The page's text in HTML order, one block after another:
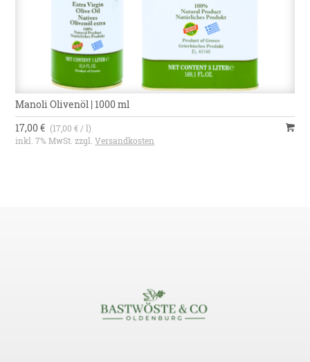
Manoli Olivenöl | 1000 ml
17,00 € (17,00 € / l)
inkl. 7% MwSt. zzgl.Versandkosten